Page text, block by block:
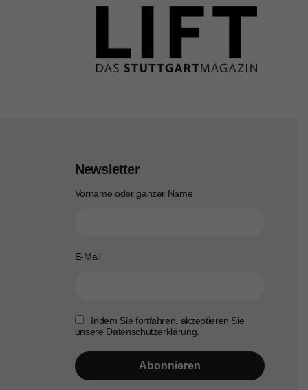
Newsletter
Vorname oder ganzer Name
E-Mail
Indem Sie fortfahren, akzeptieren Sie
unsere Datenschutzerklärung.